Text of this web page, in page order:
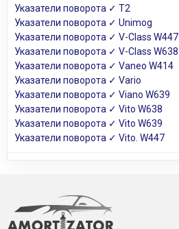
Указатели поворота ✓ T2
Указатели поворота ✓ Unimog
Указатели поворота ✓ V-Class W447
Указатели поворота ✓ V-Class W638
Указатели поворота ✓ Vaneo W414
Указатели поворота ✓ Vario
Указатели поворота ✓ Viano W639
Указатели поворота ✓ Vito W638
Указатели поворота ✓ Vito W639
Указатели поворота ✓ Vito. W447